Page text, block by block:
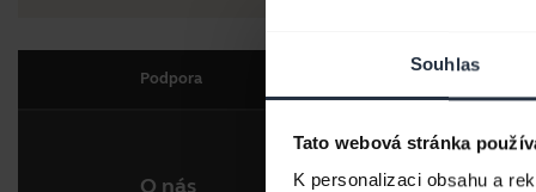
Souhlas
Tato webová stránka
K personalizaci obsahu a
Podpora
O nás